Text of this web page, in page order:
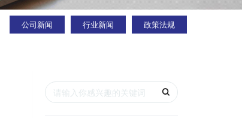
公司新闻 行业新闻 政策法规